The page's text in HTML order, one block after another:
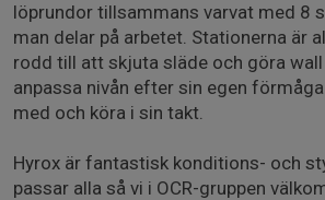
löprundor tillsammans varvat med 8
man delar på arbetet. Stationerna är
rodd till att skjuta släde och göra wall
anpassa nivån efter sin egen
med och köra i sin takt.
Hyrox är fantastisk konditions- och
passar alla så vi i OCR-gruppen